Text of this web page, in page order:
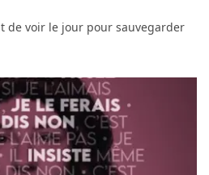
de voir le jour pour sauvegarder